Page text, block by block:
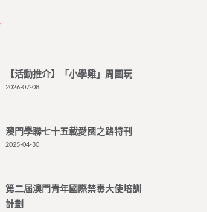
【活動推介】「小學雞」周圍玩
2026-07-08
澳門學聯七十五載愛國之路特刊
2025-04-30
第二屆澳門青年國際禁毒大使培訓
計劃